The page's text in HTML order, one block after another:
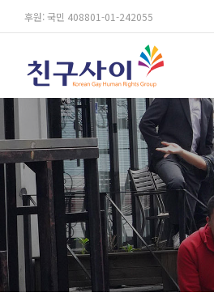
후원: 국민 408801-01-242055